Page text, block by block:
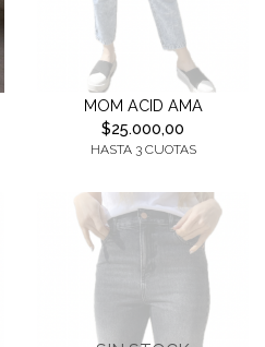
MOM ACID AMA
$25.000,00
HASTA 3 CUOTAS